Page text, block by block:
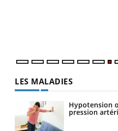
LES MALADIES
Hypotension
pression